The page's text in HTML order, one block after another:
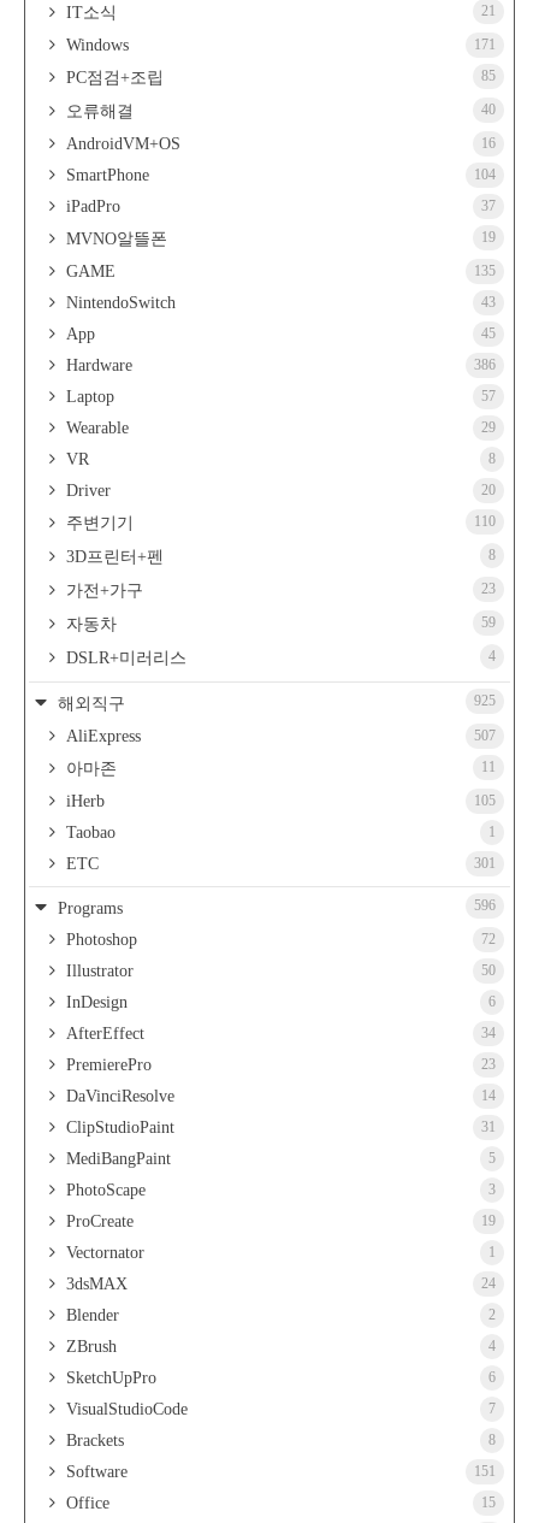
IT소식 21
Windows 171
PC점검+조립 85
오류해결 40
AndroidVM+OS 16
SmartPhone 104
iPadPro 37
MVNO알뜰폰 19
GAME 135
NintendoSwitch 43
App 45
Hardware 386
Laptop 57
Wearable 29
VR 8
Driver 20
주변기기 110
3D프린터+펜 8
가전+가구 23
자동차 59
DSLR+미러리스 4
해외직구 925
AliExpress 507
아마존 11
iHerb 105
Taobao 1
ETC 301
Programs 596
Photoshop 72
Illustrator 50
InDesign 6
AfterEffect 34
PremierePro 23
DaVinciResolve 14
ClipStudioPaint 31
MediBangPaint 5
PhotoScape 3
ProCreate 19
Vectornator 1
3dsMAX 24
Blender 2
ZBrush 4
SketchUpPro 6
VisualStudioCode 7
Brackets 8
Software 151
Office 15